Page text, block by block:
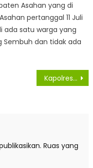
Asahan yang di
pertanggal 11 Juli
ada satu warga yang
Sembuh dan tidak ada
Kapolres Asahan Pimpin Upacara Korps Kenaikan Pangkat Setingkat Lebih Tinggi Personil Polres Asahan
Ruas yang